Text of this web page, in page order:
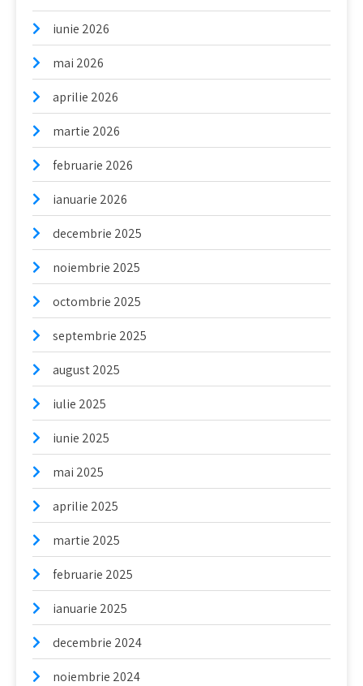
iunie 2026
mai 2026
aprilie 2026
martie 2026
februarie 2026
ianuarie 2026
decembrie 2025
noiembrie 2025
octombrie 2025
septembrie 2025
august 2025
iulie 2025
iunie 2025
mai 2025
aprilie 2025
martie 2025
februarie 2025
ianuarie 2025
decembrie 2024
noiembrie 2024